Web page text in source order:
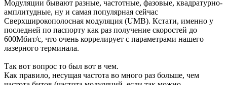
Модуляции бывают разные, частотные, фазовые, квадратурно-
амплитудные, ну и самая популярная сейчас
Сверхширокополосная модуляция (UMB). Кстати, именно у
последней по паспорту как раз получение скоростей до
600Мбит/с, что очень коррелирует с параметрами нашего
лазерного терминала.
Так вот вопрос то был вот в чем.
Как правило, несущая частота во много раз больше, чем